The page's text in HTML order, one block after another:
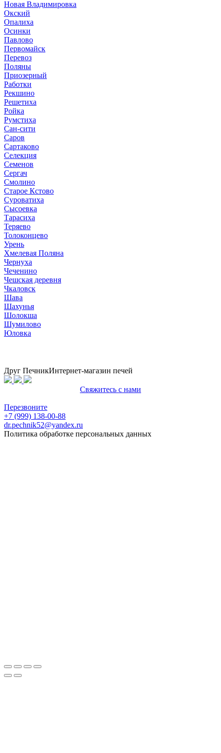
Новая Владимировка
Окский
Опалиха
Осинки
Павлово
Первомайск
Перевоз
Поляны
Приозерный
Работки
Рекшино
Решетиха
Ройка
Румстиха
Сан-сити
Саров
Сартаково
Селекция
Семенов
Сергач
Смолино
Старое Кстово
Суроватиха
Сысоевка
Тарасиха
Теряево
Толоконцево
Урень
Хмелевая Поляна
Чернуха
Чеченино
Чешская деревня
Чкаловск
Шава
Шахунья
Шолокша
Шумилово
Юловка
Друг ПечникИнтернет-магазин печей
Свяжитесь с нами
Перезвоните
+7 (999) 138-00-88
dr.pechnik52@yandex.ru
Политика обработке персональных данных